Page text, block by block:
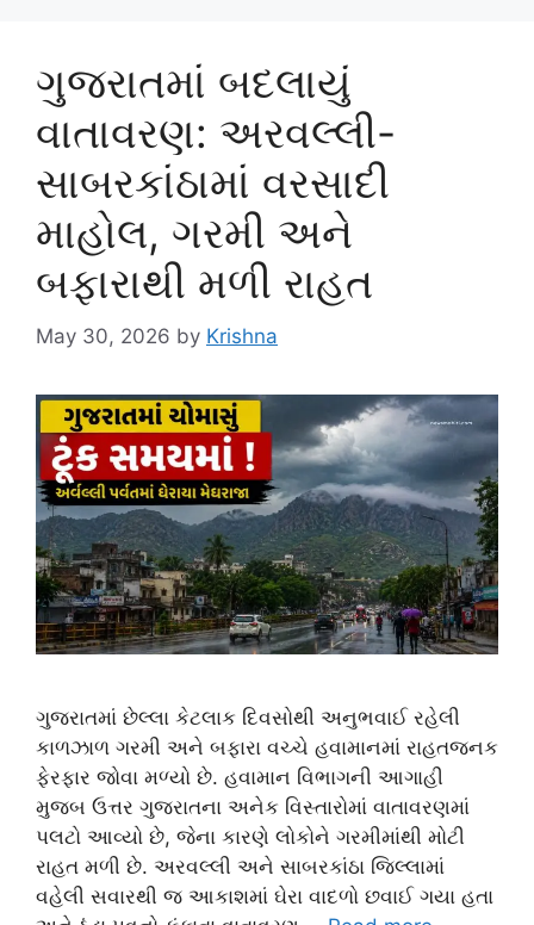
ગુજરાતમાં બદલાયું
વાતાવરણ: અરવલ્લી-
સાબરકાંઠામાં વરસાદી
માહોલ, ગરમી અને
બફારાથી મળી રાહત
May 30, 2026 by Krishna
ગુજરાતમાં છેલ્લા કેટલાક દિવસોથી અનુભવાઈ રહેલી
કાળઝાળ ગરમી અને બફારા વચ્ચે હવામાનમાં રાહતજનક
ફેરફાર જોવા મળ્યો છે. હવામાન વિભાગની આગાહી
મુજબ ઉત્તર ગુજરાતના અનેક વિસ્તારોમાં વાતાવરણમાં
પલટો આવ્યો છે, જેના કારણે લોકોને ગરમીમાંથી મોટી
રાહત મળી છે. અરવલ્લી અને સાબરકાંઠા જિલ્લામાં
વહેલી સવારથી જ આકાશમાં ઘેરા વાદળો છવાઈ ગયા હતા